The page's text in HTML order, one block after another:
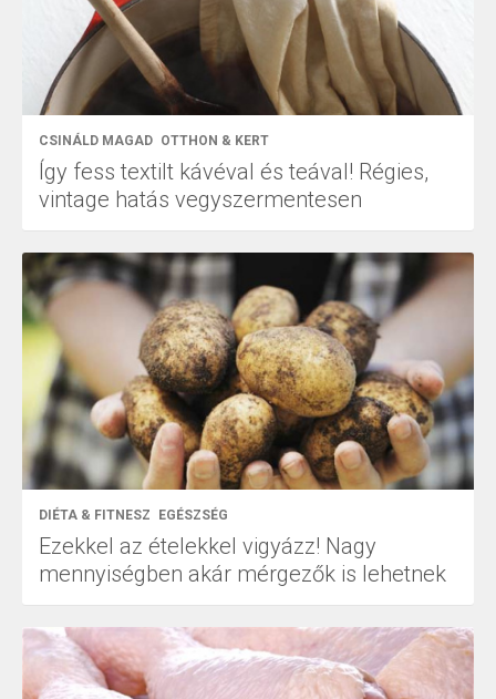
CSINÁLD MAGAD OTTHON & KERT
Így fess textilt kávéval és teával! Régies,
vintage hatás vegyszermentesen
DIÉTA & FITNESZ EGÉSZSÉG
Ezekkel az ételekkel vigyázz! Nagy
mennyiségben akár mérgezők is lehetnek